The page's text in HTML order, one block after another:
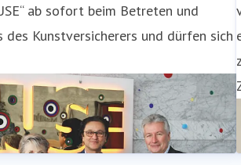
ab sofort beim Betreten und
des Kunstversicherers und dürfen sich